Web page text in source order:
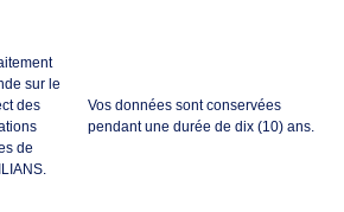
sur le
des
de
Vos données sont conservées
pendant une durée de dix (10) ans.